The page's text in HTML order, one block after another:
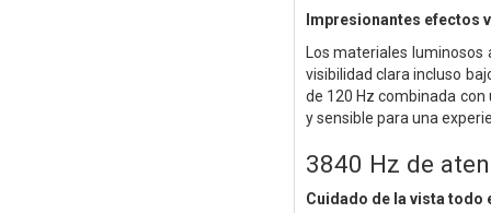
Impresionantes efectos
Los materiales
visibilidad clara incluso
de 120 Hz combinada
y sensible para una
3840 Hz de
Cuidado de la vista todo